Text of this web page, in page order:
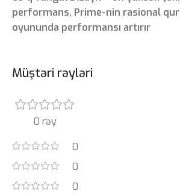
performans, Prime-nin rasional
oyununda performansı artırır
Müştəri rəyləri
0 rəy
0
0
0